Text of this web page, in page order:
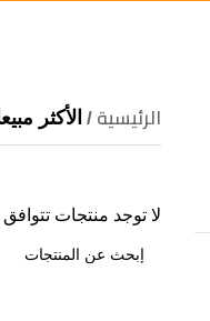
الرئيسية الأكثر
لا توجد منتجات